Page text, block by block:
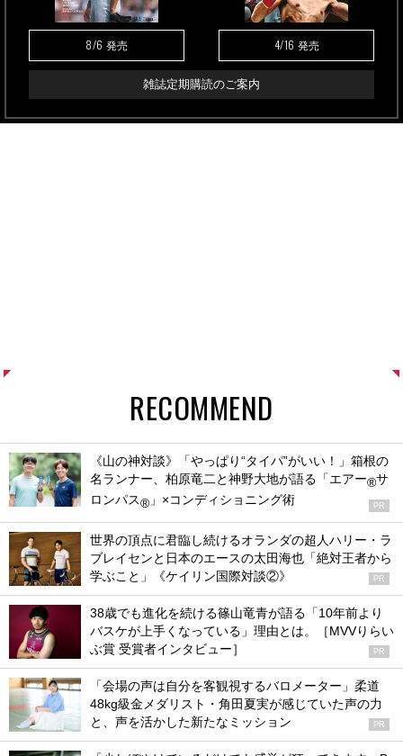
8/6 発売 4/16 発売
雑誌定期購読のご案内
RECOMMEND
《山の神対談》「やっぱり“タイパ”がいい！」箱根の
名ランナー、柏原竜二と神野大地が語る「エアー®サ
ロンパス® 」×コンディショニング術 PR
世界の頂点に君臨し続けるオランダの超人ハリー・ラ
ブレイセンと日本のエースの太田海也「絶対王者から
学ぶこと」《ケイリン国際対談②》
PR
38歳でも進化を続ける篠山竜青が語る「10年前より
バスケが上手くなっている」理由とは。［MVVりらい
ぶ賞 受賞者インタビュー］
PR
「会場の声は自分を客観視するバロメーター」柔道
48kg級金メダリスト・角田夏実が感じていた声の力
と、声を活かした新たなミッション
PR